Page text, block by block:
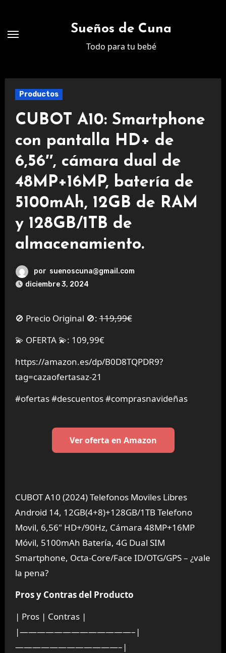
contenido
Sueños de Cuna
Todo para tu bebé
Productos
CUBOT A10: Smartphone
con pantalla HD+ de
6,56″, cámara dual de
48MP+16MP, batería de
5100mAh, 12GB de RAM
y 128GB/1TB de
almacenamiento.
por suenoscuna@gmail.com
diciembre 3, 2024
🚫 Precio Original 🚫:119,99€
💫 OFERTA 💫: 109,99€
https://amazon.es/dp/B0D8TQPDR9?
tag=cazaofertasaz-21
#ofertas #descuentos #comprasnavideñas
Ver oferta en Amazon
CUBOT A10 (2024) Telefonos Moviles Libres
Android 14, 12GB(4+8)+128GB/1TB Telefono
Movil, 6,56" HD+/90Hz, Cámara 48MP+16MP
Móvil, 5100mAh Batería, 4G Dual SIM
Smartphone, Octa-Core/Face ID/OTG/GPS – ¿vale
la pena?
Pros y Contras del Producto
| Pros | Contras |
|—————————————–|
————————————–|